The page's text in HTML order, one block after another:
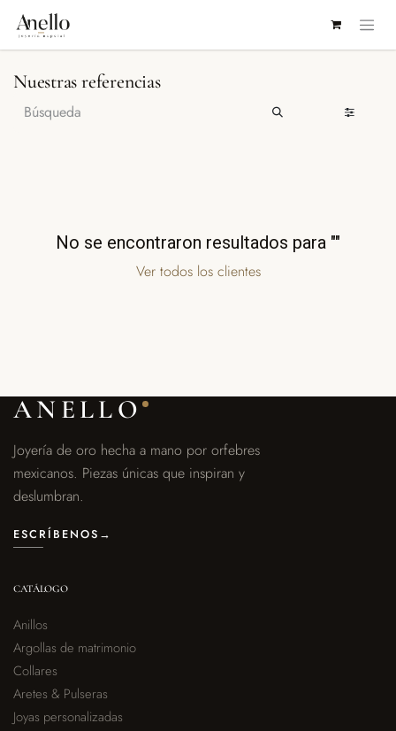
Nuestras referencias
No se encontraron resultados para ""
Ver todos los clientes
ANELLO
Joyería de oro hecha a mano por orfebres
mexicanos. Piezas únicas que inspiran y
deslumbran.
ESCRÍBENOS →
CATÁLOGO
Anillos
Argollas de matrimonio
Collares
Aretes & Pulseras
Joyas personalizadas